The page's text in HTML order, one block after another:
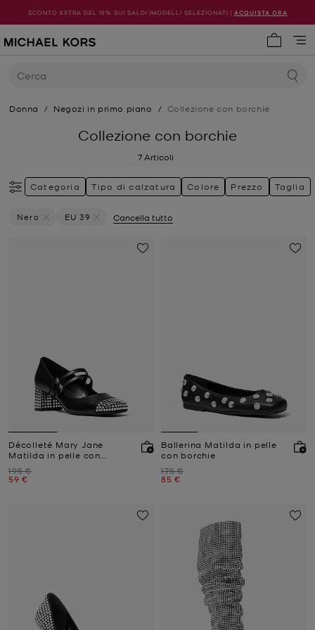
SCONTO EXTRA DEL 15% SUI SALDI |MODELLI SELEZIONATI | ACQUISTA ORA
Cerca
Donna / Negozi in primo piano / Collezione con borchie
Collezione con borchie
7 Articoli
Categoria Tipo di calzatura Colore Prezzo Taglia
Nero
EU 39
Cancella tutto
Décolleté Mary Jane
Matilda in pelle con
Prezzo iniziale
195 €
Prezzo attuale
59 €
Ballerina Matilda in pelle
con borchie
Prezzo iniziale
175 €
Prezzo attuale
85 €